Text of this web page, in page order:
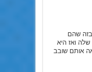
בזה שהם
ואז היא
אותם שובב